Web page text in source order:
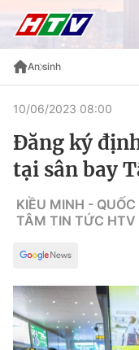
An sinh
10/06/2023 08:00
Đăng ký
tại sân bay
KIỀU MINH -
TÂM TIN TỨC HTV